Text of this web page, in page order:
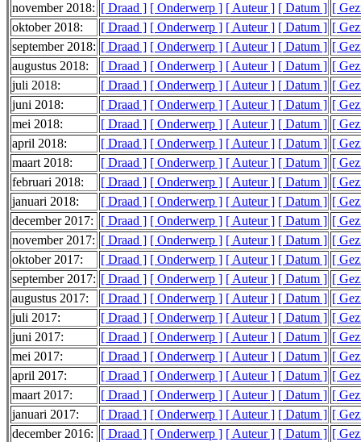
november 2018: [ Draad ] [ Onderwerp ] [ Auteur ] [ Datum ] [
oktober 2018:
[ Draad ] [ Onderwerp ] [ Auteur ] [ Datum ] [
september 2018: [ Draad ] [ Onderwerp ] [ Auteur ] [ Datum ] [
augustus 2018:
[ Draad ] [ Onderwerp ] [ Auteur ] [ Datum ] [
juli 2018:
[ Draad ] [ Onderwerp ] [ Auteur ] [ Datum ] [
juni 2018:
[ Draad ] [ Onderwerp ] [ Auteur ] [ Datum ] [
mei 2018:
[ Draad ] [ Onderwerp ] [ Auteur ] [ Datum ] [
april 2018:
[ Draad ] [ Onderwerp ] [ Auteur ] [ Datum ] [
maart 2018:
[ Draad ] [ Onderwerp ] [ Auteur ] [ Datum ] [
februari 2018:
[ Draad ] [ Onderwerp ] [ Auteur ] [ Datum ] [
januari 2018:
[ Draad ] [ Onderwerp ] [ Auteur ] [ Datum ] [
december 2017:
[ Draad ] [ Onderwerp ] [ Auteur ] [ Datum ] [
november 2017: [ Draad ] [ Onderwerp ] [ Auteur ] [ Datum ] [
oktober 2017:
[ Draad ] [ Onderwerp ] [ Auteur ] [ Datum ] [
september 2017: [ Draad ] [ Onderwerp ] [ Auteur ] [ Datum ] [
augustus 2017:
[ Draad ] [ Onderwerp ] [ Auteur ] [ Datum ] [
juli 2017:
[ Draad ] [ Onderwerp ] [ Auteur ] [ Datum ] [
juni 2017:
[ Draad ] [ Onderwerp ] [ Auteur ] [ Datum ] [
mei 2017:
[ Draad ] [ Onderwerp ] [ Auteur ] [ Datum ] [
april 2017:
[ Draad ] [ Onderwerp ] [ Auteur ] [ Datum ] [
maart 2017:
[ Draad ] [ Onderwerp ] [ Auteur ] [ Datum ] [
januari 2017:
[ Draad ] [ Onderwerp ] [ Auteur ] [ Datum ] [
december 2016:
[ Draad ] [ Onderwerp ] [ Auteur ] [ Datum ] [